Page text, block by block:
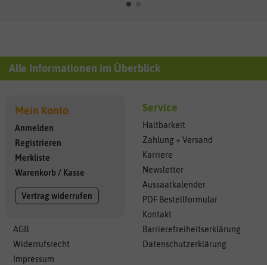
Alle Informationen im Überblick
Mein Konto
Anmelden
Registrieren
Merkliste
Warenkorb / Kasse
Vertrag widerrufen
AGB
Widerrufsrecht
Impressum
Service
Haltbarkeit
Zahlung + Versand
Karriere
Newsletter
Aussaatkalender
PDF Bestellformular
Kontakt
Barrierefreiheitserklärung
Datenschutzerklärung